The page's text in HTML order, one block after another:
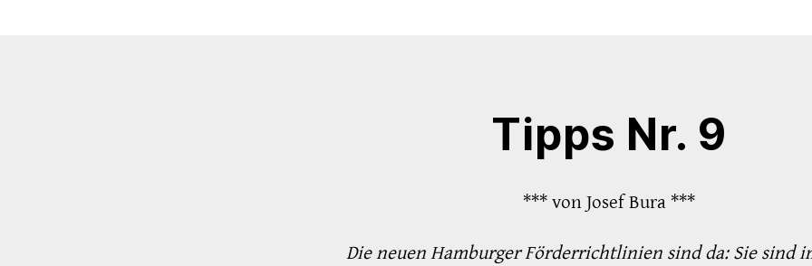
Tipps Nr. 9
*** von Josef Bura ***
Die neuen Hamburger Förderrichtlinien sind da: Sie sind